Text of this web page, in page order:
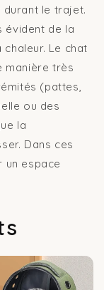
durant le trajet.
évident de la
Le chat
manière très
(pattes,
ou des
la
Dans ces
un espace